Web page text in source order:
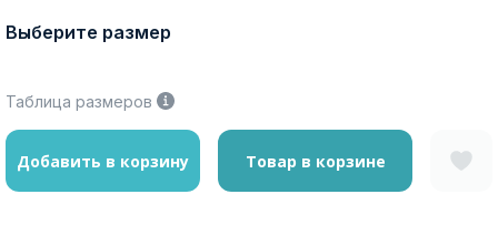
Выберите размер
Таблица размеров
Добавить в корзину Товар в корзине